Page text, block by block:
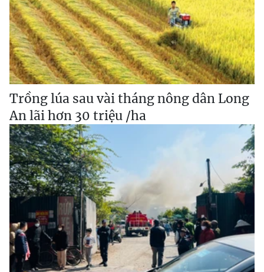
Trồng lúa sau vài tháng nông dân Long
An lãi hơn 30 triệu /ha